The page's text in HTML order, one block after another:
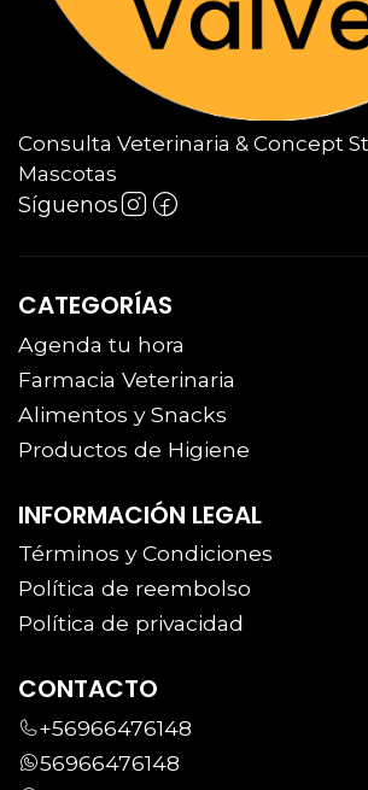
Consulta Veterinaria & Concept
Mascotas
Síguenos
CATEGORÍAS
Agenda tu hora
Farmacia Veterinaria
Alimentos y Snacks
Productos de Higiene
INFORMACIÓN LEGAL
Términos y Condiciones
Política de reembolso
Política de privacidad
CONTACTO
+56966476148
56966476148